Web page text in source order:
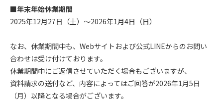
■年末年始休業期間
2025年12月27日（土）～2026年1月4日（日）
なお、休業期間中も、Webサイトおよび公式LINEからのお問い
合わせは受け付けております。
休業期間中にご返信させていただく場合もございますが、
資料請求の送付など、内容によってはご回答が2026年1月5日
（月）以降となる場合がございます。